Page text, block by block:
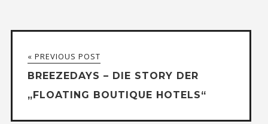
« PREVIOUS POST
BREEZEDAYS – DIE STORY DER
„FLOATING BOUTIQUE HOTELS“